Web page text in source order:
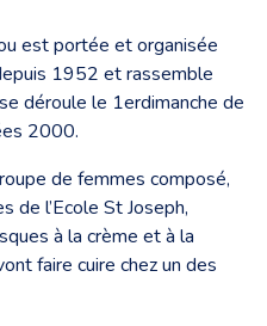
est portée et organisée
1952 et rassemble
déroule le 1erdimanche de
2000.
de femmes composé,
de l’Ecole St Joseph,
à la crème et à la
faire cuire chez un des